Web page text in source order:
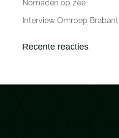
Nomaden op zee
Interview Omroep Brabant
Recente reacties